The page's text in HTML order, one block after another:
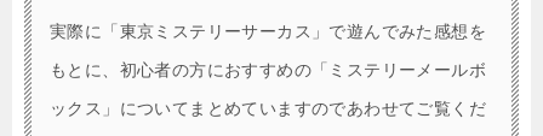
実際に「東京ミステリーサーカス」で遊んでみた感想を
もとに、初心者の方におすすめの「ミステリーメールボ
ックス」についてまとめていますのであわせてご覧くだ